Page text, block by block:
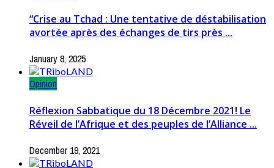
“Crise au Tchad : Une tentative de déstabilisation
avortée après des échanges de tirs près ...
January 8, 2025
Opinion
Réflexion Sabbatique du 18 Décembre 2021! Le
Réveil de l’Afrique et des peuples de l’Alliance ...
December 19, 2021